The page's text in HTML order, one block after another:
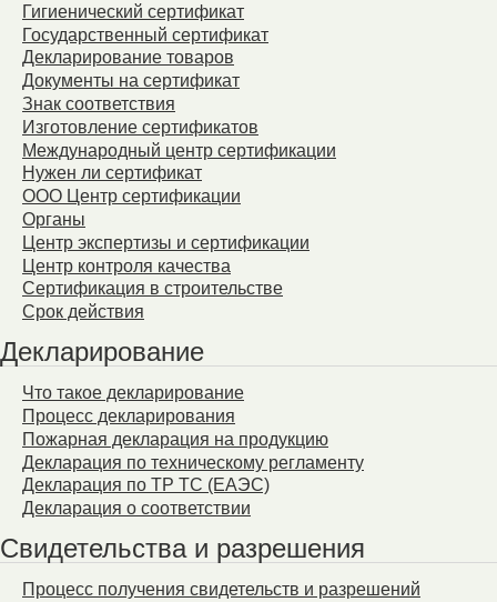
Гигиенический сертификат
Государственный сертификат
Декларирование товаров
Документы на сертификат
Знак соответствия
Изготовление сертификатов
Международный центр сертификации
Нужен ли сертификат
ООО Центр сертификации
Органы
Центр экспертизы и сертификации
Центр контроля качества
Сертификация в строительстве
Срок действия
Декларирование
Что такое декларирование
Процесс декларирования
Пожарная декларация на продукцию
Декларация по техническому регламенту
Декларация по ТР ТС (ЕАЭС)
Декларация о соответствии
Свидетельства и разрешения
Процесс получения свидетельств и разрешений